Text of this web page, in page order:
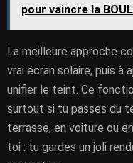
pour vaincre la
La meilleure approche
vrai écran solaire, puis à
unifier le teint. Ce
surtout si tu passes du
terrasse, en voiture ou
toi : tu gardes un joli